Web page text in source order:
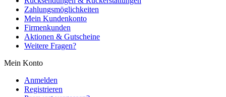
Zahlungsmöglichkeiten
Mein Kundenkonto
Firmenkunden
Aktionen & Gutscheine
Weitere Fragen?
Mein Konto
Anmelden
Registrieren